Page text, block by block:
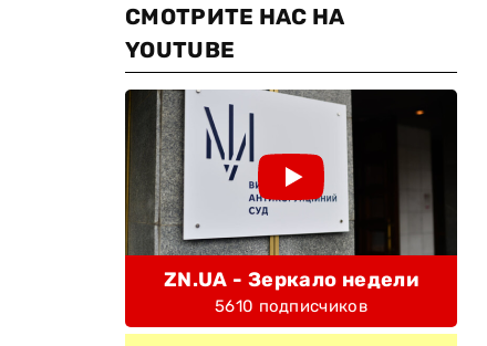
СМОТРИТЕ НАС НА
YOUTUBE
ZN.UA - Зеркало недели
5610 подписчиков